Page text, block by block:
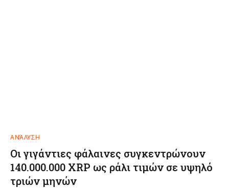
ΑΝΆΛΥΣΗ
Οι γιγάντιες φάλαινες συγκεντρώνουν
140.000.000 XRP ως ράλι τιμών σε υψηλό
τριών μηνών